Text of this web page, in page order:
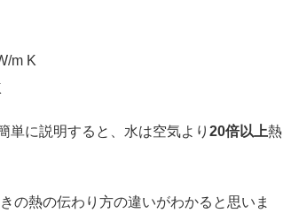
m K
に説明すると、水は空気より 20倍以上熱
熱の伝わり方の違いがわかると思いま